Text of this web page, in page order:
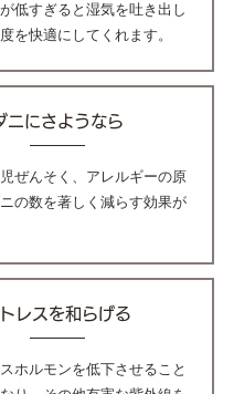
低すぎると湿気を吐き出し
を快適にしてくれます。
ニにさようなら
ぜんそく、アレルギーの原
の数を著しく減らす効果が
レスを和らげる
ホルモンを低下させること